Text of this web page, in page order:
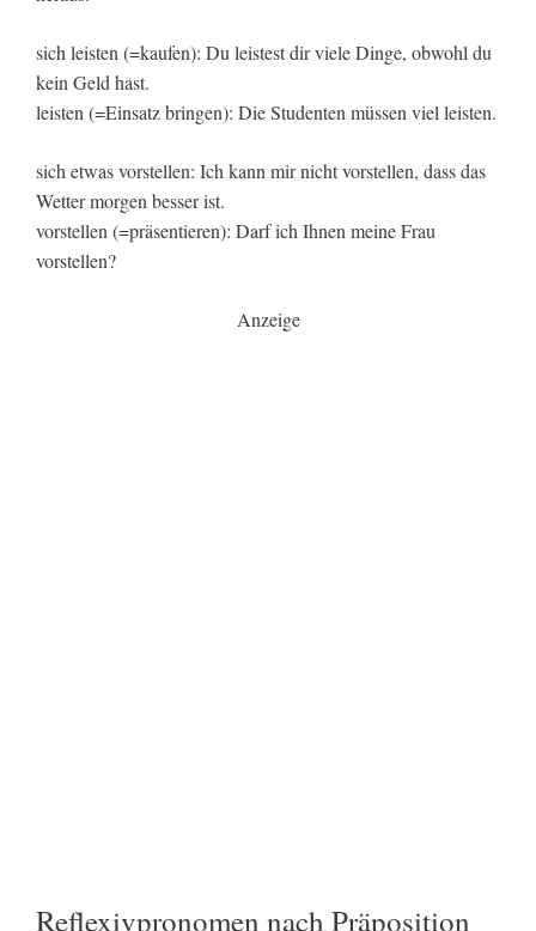
sich leisten (=kaufen): Du leistest dir viele Dinge, obwohl du
kein Geld hast.
leisten (=Einsatz bringen): Die Studenten müssen viel leisten.
sich etwas vorstellen: Ich kann mir nicht vorstellen, dass das
Wetter morgen besser ist.
vorstellen (=präsentieren): Darf ich Ihnen meine Frau
vorstellen?
Anzeige
Reflexivpronomen nach Präposition